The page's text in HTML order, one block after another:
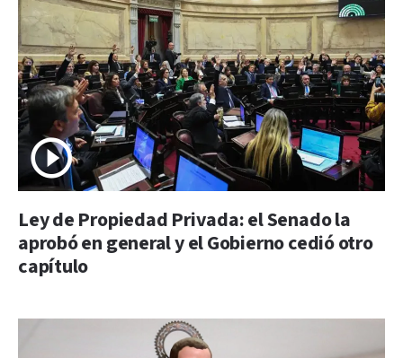
Ley de Propiedad Privada: el Senado la
aprobó en general y el Gobierno cedió otro
capítulo